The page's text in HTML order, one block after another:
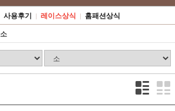
사용후기 | 레이스상식 | 홈패션상식
소